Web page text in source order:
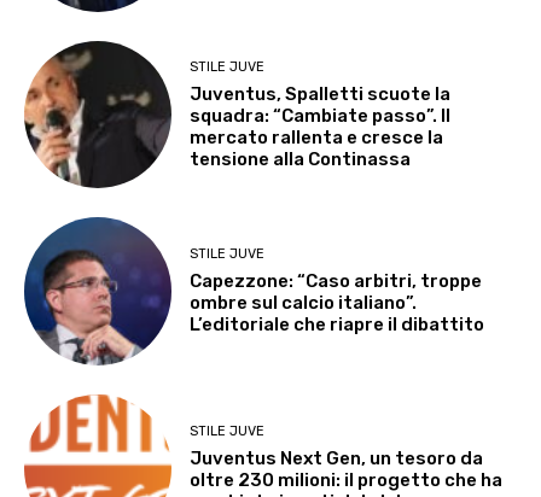
STILE JUVE
Juventus, Spalletti scuote la
squadra: “Cambiate passo”. Il
mercato rallenta e cresce la
tensione alla Continassa
STILE JUVE
Capezzone: “Caso arbitri, troppe
ombre sul calcio italiano”.
L’editoriale che riapre il dibattito
STILE JUVE
Juventus Next Gen, un tesoro da
oltre 230 milioni: il progetto che ha